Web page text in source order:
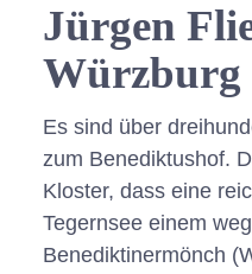
Jürgen
Würzburg
Es sind über
zum Benediktushof.
Kloster, dass eine
Tegernsee einem
Benediktinermönch